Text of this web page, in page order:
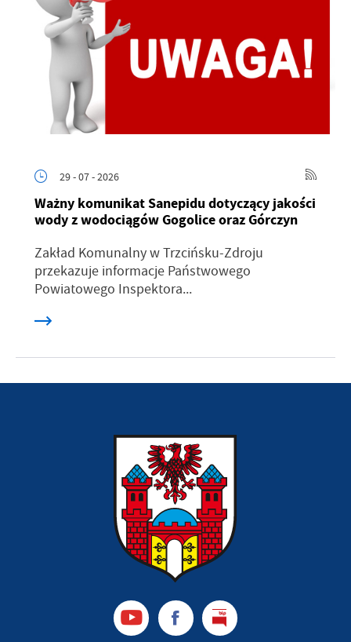
29 - 07 - 2026
Ważny komunikat Sanepidu dotyczący jakości
wody z wodociągów Gogolice oraz Górczyn
Zakład Komunalny w Trzcińsku-Zdroju
przekazuje informacje Państwowego
Powiatowego Inspektora...